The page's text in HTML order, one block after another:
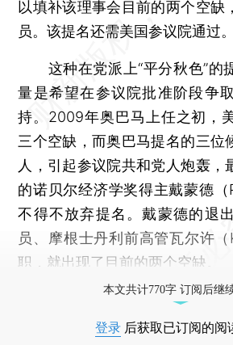
以填补该理事会目前的两个空缺
员。该提名还需美国参议院通过。
这种在党派上“平分秋色”的
量是希望在参议院批准阶段争
持。2009年奥巴马上任之初，
三个空缺，而奥巴马提名的三位
人，引起参议院共和党人炮轰，
的诺贝尔经济学奖得主戴蒙德（
不得不放弃提名。戴蒙德的退
员、摩根士丹利前高管瓦尔许
职，就出现了目前的两个空缺。
本文共计770字 订阅后继
登录 后获取已订阅的阅